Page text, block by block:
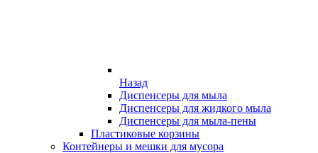
Назад
Диспенсеры для мыла
Диспенсеры для жидкого мыла
Диспенсеры для мыла-пены
Пластиковые корзины
Контейнеры и мешки для мусора